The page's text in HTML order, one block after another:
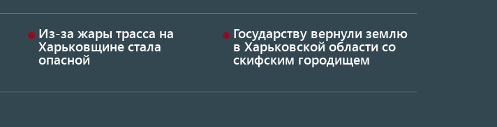
Из-за жары трасса на
Харьковщине стала
опасной
Государству вернули землю
в Харьковской области со
скифским городищем